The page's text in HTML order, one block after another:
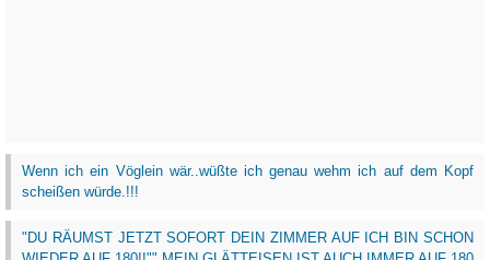
Wenn ich ein Vöglein wär..wüßte ich genau wehm ich auf dem Kopf
scheißen würde.!!!
"DU RÄUMST JETZT SOFORT DEIN ZIMMER AUF ICH BIN SCHON